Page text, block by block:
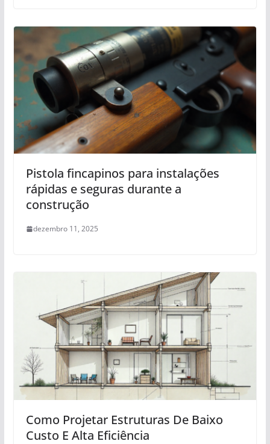
Pistola fincapinos para instalações
rápidas e seguras durante a
construção
dezembro 11, 2025
Como Projetar Estruturas De Baixo
Custo E Alta Eficiência